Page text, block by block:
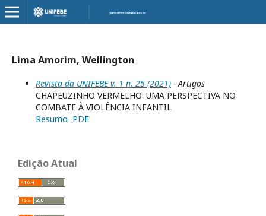
Lima Amorim, Wellington
Revista da UNIFEBE v. 1 n. 25 (2021) - Artigos
CHAPEUZINHO VERMELHO: UMA PERSPECTIVA NO
COMBATE À VIOLÊNCIA INFANTIL
Resumo PDF
Edição Atual